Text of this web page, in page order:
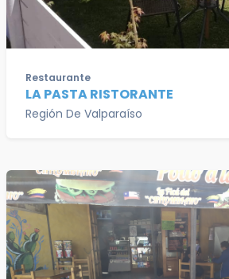
Restaurante
LA PASTA RISTORANTE
Región De Valparaíso